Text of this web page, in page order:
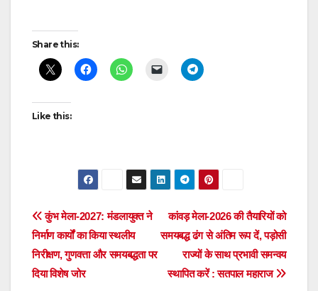
Post
navigation
Share this:
Like this:
Post
navigation
कांवड़ मेला-2026 की तैयारियों को
समयबद्ध ढंग से अंतिम रूप दें, पड़ोसी
राज्यों के साथ प्रभावी समन्वय
स्थापित करें : सतपाल महाराज
कुंभ मेला-2027: मंडलायुक्त ने
निर्माण कार्यों का किया स्थलीय
निरीक्षण, गुणवत्ता और समयबद्धता पर
दिया विशेष जोर